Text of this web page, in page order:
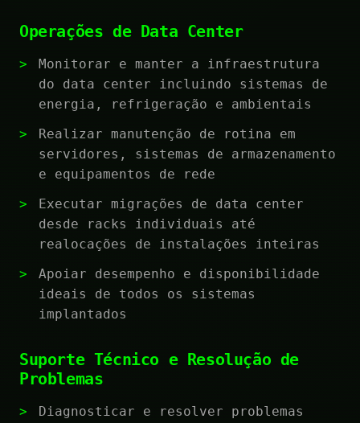
Operações de Data Center
Monitorar e manter a infraestrutura
do data center incluindo sistemas de
energia, refrigeração e ambientais
Realizar manutenção de rotina em
servidores, sistemas de armazenamento
e equipamentos de rede
Executar migrações de data center
desde racks individuais até
realocações de instalações inteiras
Apoiar desempenho e disponibilidade
ideais de todos os sistemas
implantados
Suporte Técnico e Resolução de
Problemas
Diagnosticar e resolver problemas